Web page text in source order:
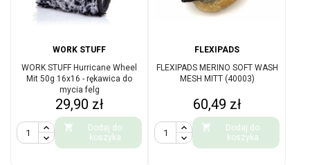
WORK STUFF
WORK STUFF Hurricane Wheel
Mit 50g 16x16 - rękawica do
mycia felg
Cena
29,90 zł

Dodaj do
koszyka
FLEXIPADS
FLEXIPADS MERINO SOFT WASH
MESH MITT (40003)
Cena
60,49 zł

Dodaj do
koszyka